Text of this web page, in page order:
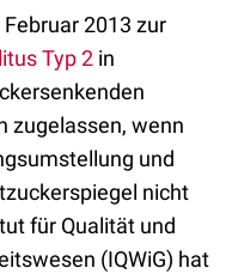
2013 zur
Typ 2 in
zugelassen, wenn
und
nicht
für Qualität und
(IQWiG) hat